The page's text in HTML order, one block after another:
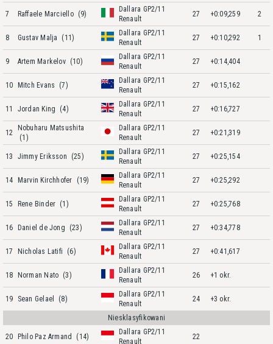
7 Raffaele Marciello (9)
Dallara GP2/11
Renault
27 +0:09,259 2
8 Gustav Malja (11)
Dallara GP2/11
Renault
27 +0:10,292 1
9 Artem Markelov (10)
Dallara GP2/11
Renault
27 +0:14,404
10 Mitch Evans (7)
Dallara GP2/11
Renault
27 +0:15,162
11 Jordan King (4)
Dallara GP2/11
Renault
27 +0:16,727
12
Nobuharu Matsushita
(1)
Dallara GP2/11
Renault
27 +0:21,319
13 Jimmy Eriksson (25)
Dallara GP2/11
Renault
27 +0:25,154
14 Marvin Kirchhofer (19)
Dallara GP2/11
Renault
27 +0:25,292
15 Rene Binder (1)
Dallara GP2/11
Renault
27 +0:25,768
16 Daniel de Jong (23)
Dallara GP2/11
Renault
27 +0:34,778
17 Nicholas Latifi (6)
Dallara GP2/11
Renault
27 +0:41,617
18 Norman Nato (3)
Dallara GP2/11
Renault
26 +1 okr.
19 Sean Gelael (8)
Dallara GP2/11
Renault
24 +3 okr.
Niesklasyfikowani
20 Philo Paz Armand (14)
Dallara GP2/11
Renault
22